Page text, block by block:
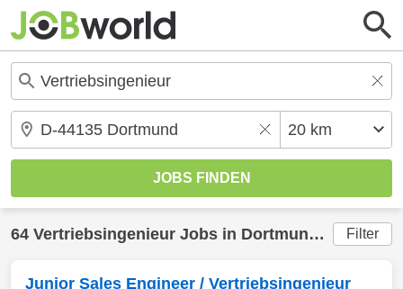
64 Vertriebsingenieur Jobs in Dortmund (20 km)
Filter
Junior Sales Engineer / Vertriebsingenieur